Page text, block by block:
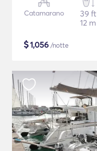
Catamarano
39 ft
12 m
$1,056 /notte